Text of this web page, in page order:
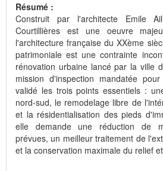
Résumé :
Construit par l'architecte Emile
Courtillières est une oeuvre
l'architecture française du XXème
patrimoniale est une contrainte
rénovation urbaine lancé par la ville
mission d'inspection mandatée
validé les trois points essentiels :
nord-sud, le remodelage libre de
et la résidentialisation des pieds
elle demande une réduction de
prévues, un meilleur traitement de
et la conservation maximale du relief